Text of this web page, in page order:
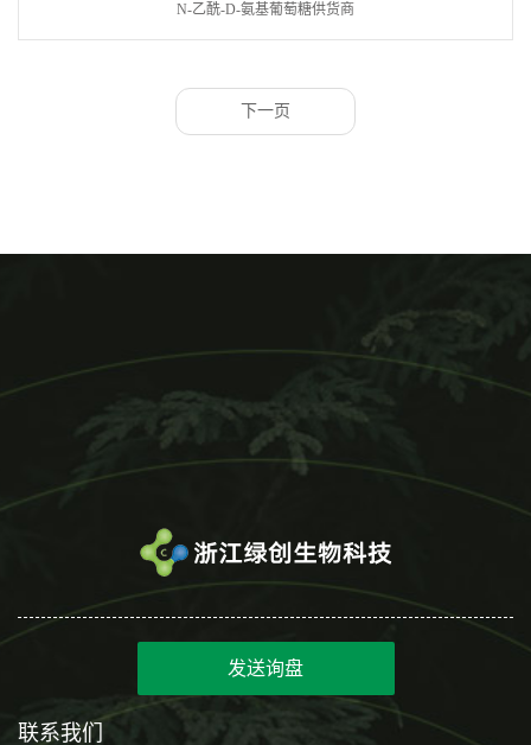
N-乙酰-D-氨基葡萄糖供货商
下一页
发送询盘
联系我们